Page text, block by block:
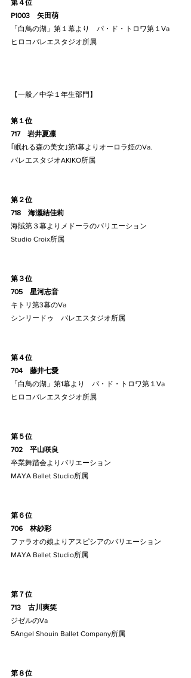
第４位
P1003    矢田萌
「白鳥の湖」第１幕より　パ・ド・トロワ第１Va
ヒロコバレエスタジオ所属
【一般／中学１年生部門】
第１位
717    岩井夏凛
｢眠れる森の美女｣第1幕よりオーロラ姫のVa.
バレエスタジオAKIKO所属
第２位
718    海瀬結佳莉
海賊第３幕よりメドーラのバリエーション
Studio Croix所属
第３位
705    星河志音
キトリ第3幕のVa
シンリードゥ　バレエスタジオ所属
第４位
704    藤井七愛
「白鳥の湖」第1幕より　パ・ド・トロワ第１Va
ヒロコバレエスタジオ所属
第５位
702    平山咲良
卒業舞踏会よりバリエーション
MAYA Ballet Studio所属
第６位
706    林紗彩
ファラオの娘よりアスピシアのバリエーション
MAYA Ballet Studio所属
第７位
713    古川爽笑
ジゼルのVa
5Angel Shouin Ballet Company所属
第８位